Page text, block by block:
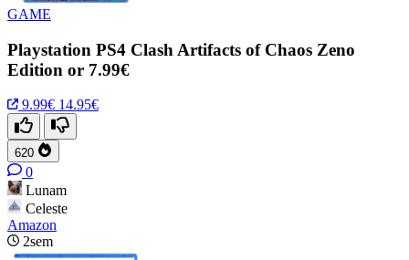
GAME
Playstation PS4 Clash Artifacts of Chaos Zeno
Edition or 7.99€
9.99€ 14.95€
620
0
Lunam
Celeste
Amazon
2sem